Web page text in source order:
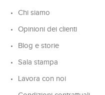
Chi siamo
Opinioni dei clienti
Blog e storie
Sala stampa
Lavora con noi